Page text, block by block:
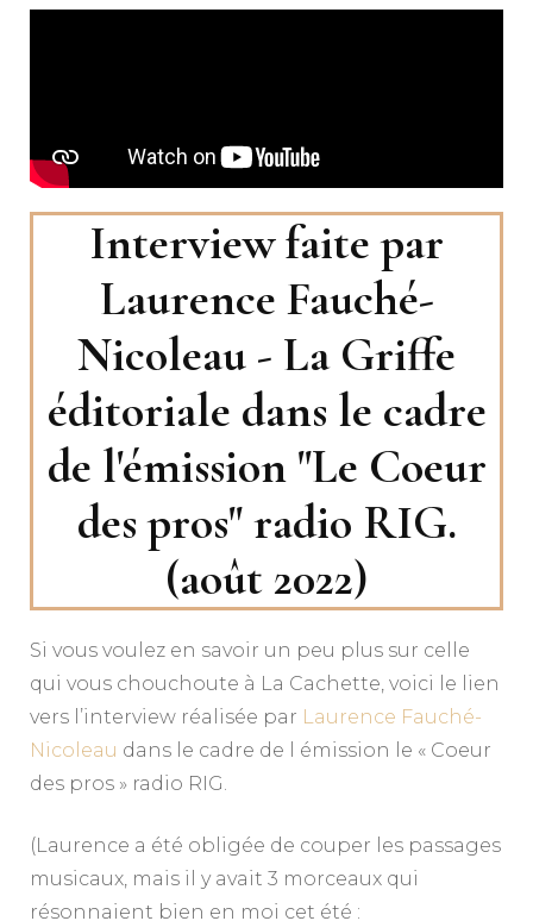
Interview faite par
Laurence Fauché-
Nicoleau - La Griffe
éditoriale dans le cadre
de l'émission "Le Coeur
des pros" radio RIG.
(août 2022)
Si vous voulez en savoir un peu plus sur celle
qui vous chouchoute à La Cachette, voici le lien
vers l’interview réalisée par Laurence Fauché-
Nicoleau dans le cadre de l émission le « Coeur
des pros » radio RIG.
(Laurence a été obligée de couper les passages
musicaux, mais il y avait 3 morceaux qui
résonnaient bien en moi cet été :